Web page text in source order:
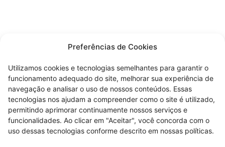
Preferências de Cookies
Utilizamos cookies e tecnologias semelhantes para garantir o
funcionamento adequado do site, melhorar sua experiência de
navegação e analisar o uso de nossos conteúdos. Essas
tecnologias nos ajudam a compreender como o site é utilizado,
permitindo aprimorar continuamente nossos serviços e
funcionalidades. Ao clicar em "Aceitar", você concorda com o
uso dessas tecnologias conforme descrito em nossas políticas.